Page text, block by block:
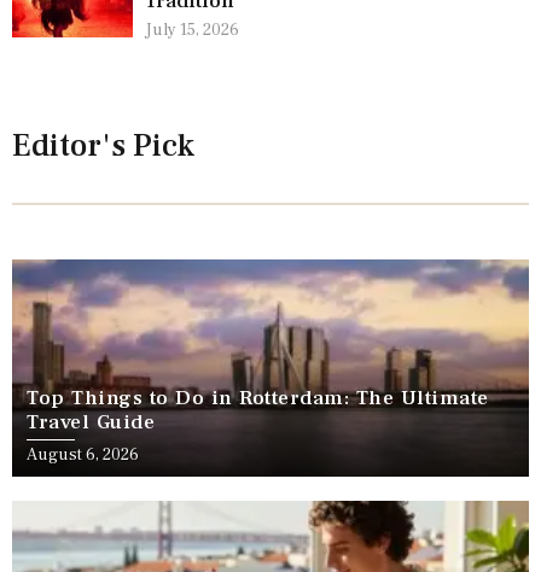
July 15, 2026
Editor's Pick
Top Things to Do in Rotterdam: The Ultimate
Travel Guide
August 6, 2026